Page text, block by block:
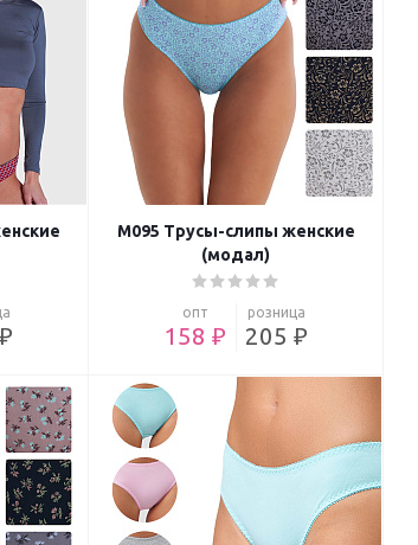
M095 Трусы-слипы женские
(модал)
опт
158 ₽
розница
205 ₽